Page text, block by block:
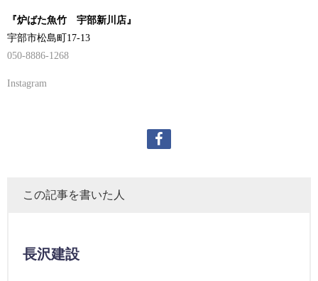
『炉ばた魚竹 宇部新川店』
宇部市松島町17-13
050-8886-1268
Instagram
この記事を書いた人
長沢建設